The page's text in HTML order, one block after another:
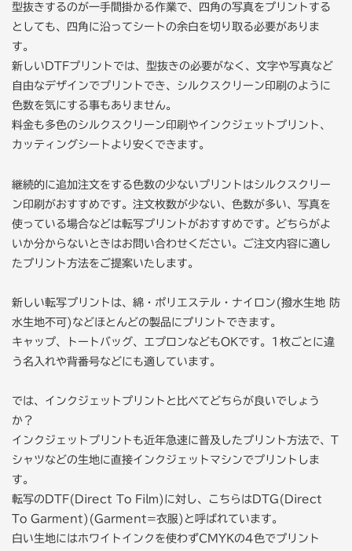
型抜きするのが一手間掛かる作業で、四角の写真をプリントする
としても、四角に沿ってシートの余白を切り取る必要がありま
す。
新しいDTFプリントでは、型抜きの必要がなく、文字や写真など
自由なデザインでプリントでき、シルクスクリーン印刷のように
色数を気にする事もありません。
料金も多色のシルクスクリーン印刷やインクジェットプリント、
カッティングシートより安くできます。
継続的に追加注文をする色数の少ないプリントはシルクスクリー
ン印刷がおすすめです。注文枚数が少ない、色数が多い、写真を
使っている場合などは転写プリントがおすすめです。どちらがよ
いか分からないときはお問い合わせください。ご注文内容に適し
たプリント方法をご提案いたします。
新しい転写プリントは、綿・ポリエステル・ナイロン(撥水生地 防
水生地不可)などほとんどの製品にプリントできます。
キャップ、トートバッグ、エプロンなどもOKです。1枚ごとに違
う名入れや背番号などにも適しています。
では、インクジェットプリントと比べてどちらが良いでしょう
か？
インクジェットプリントも近年急速に普及したプリント方法で、T
シャツなどの生地に直接インクジェットマシンでプリントしま
す。
転写のDTF(Direct To Film)に対し、こちらはDTG(Direct
To Garment)(Garment=衣服)と呼ばれています。
白い生地にはホワイトインクを使わずCMYKの4色でプリント